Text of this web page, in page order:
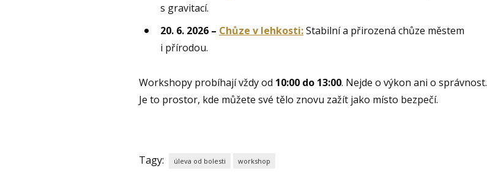
s gravitací.
20. 6. 2026 – Chůze v lehkosti:Stabilní a přirozená chůze městem
i přírodou.
Workshopy probíhají vždy od 10:00 do 13:00. Nejde o výkon ani o správnost.
Je to prostor, kde můžete své tělo znovu zažít jako místo bezpečí.
Tagy: úleva od bolesti workshop